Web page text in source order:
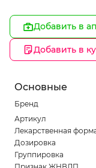
Добавить в
Добавить в
Основные
Бренд
Артикул
Лекарственная
Дозировка
Группировка